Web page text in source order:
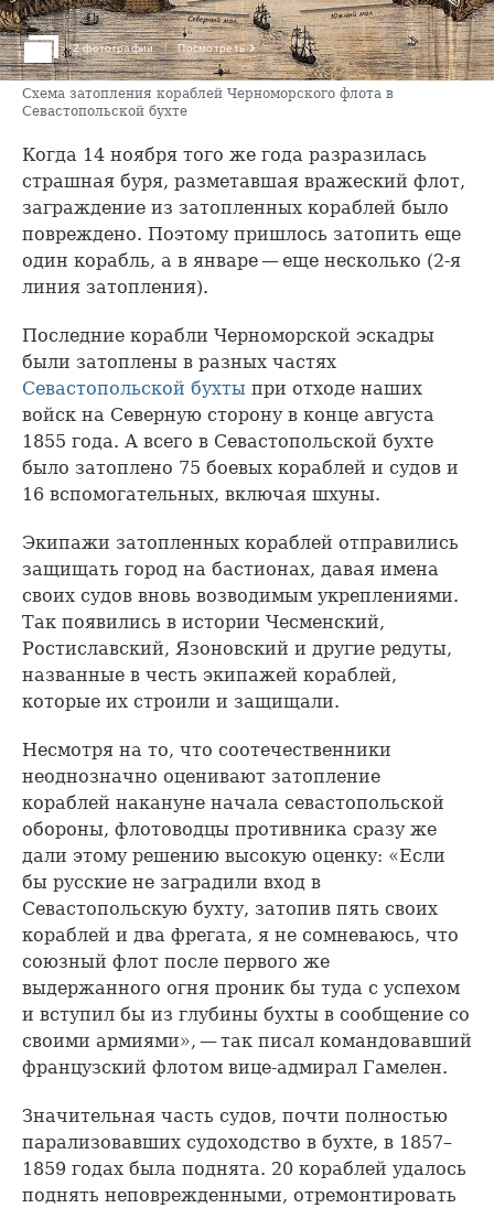
2 фотографии Посмотреть ›
Схема затопления кораблей Черноморского флота в
Севастопольской бухте
Когда 14 ноября того же года разразилась
страшная буря, разметавшая вражеский флот,
заграждение из затопленных кораблей было
повреждено. Поэтому пришлось затопить еще
один корабль, а в январе — еще несколько (2-я
линия затопления).
Последние корабли Черноморской эскадры
были затоплены в разных частях
Севастопольской бухты при отходе наших
войск на Северную сторону в конце августа
1855 года. А всего в Севастопольской бухте
было затоплено 75 боевых кораблей и судов и
16 вспомогательных, включая шхуны.
Экипажи затопленных кораблей отправились
защищать город на бастионах, давая имена
своих судов вновь возводимым укреплениями.
Так появились в истории Чесменский,
Ростиславский, Язоновский и другие редуты,
названные в честь экипажей кораблей,
которые их строили и защищали.
Несмотря на то, что соотечественники
неоднозначно оценивают затопление
кораблей накануне начала севастопольской
обороны, флотоводцы противника сразу же
дали этому решению высокую оценку: «Если
бы русские не заградили вход в
Севастопольскую бухту, затопив пять своих
кораблей и два фрегата, я не сомневаюсь, что
союзный флот после первого же
выдержанного огня проник бы туда с успехом
и вступил бы из глубины бухты в сообщение со
своими армиями», — так писал командовавший
французский флотом вице-адмирал Гамелен.
Значительная часть судов, почти полностью
парализовавших судоходство в бухте, в 1857–
1859 годах была поднята. 20 кораблей удалось
поднять неповрежденными, отремонтировать